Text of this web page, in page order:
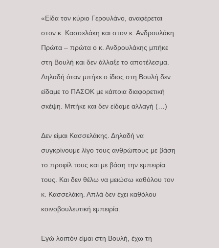
«Είδα τον κύριο Γερουλάνο, αναφέρεται
στον κ. Κασσελάκη και στον κ. Ανδρουλάκη.
Πρώτα – πρώτα ο κ. Ανδρουλάκης μπήκε
στη Βουλή και δεν άλλαξε το αποτέλεσμα.
Δηλαδή όταν μπήκε ο ίδιος στη Βουλή δεν
είδαμε το ΠΑΣΟΚ με κάποια διαφορετική
σκέψη. Μπήκε και δεν είδαμε αλλαγή (…)
Δεν είμαι Κασσελάκης. Δηλαδή να
συγκρίνουμε λίγο τους ανθρώπους με βάση
το προφίλ τους και με βάση την εμπειρία
τους. Και δεν θέλω να μειώσω καθόλου τον
κ. Κασσελάκη. Απλά δεν έχει καθόλου
κοινοβουλευτική εμπειρία.
Εγώ λοιπόν είμαι στη Βουλή, έχω τη